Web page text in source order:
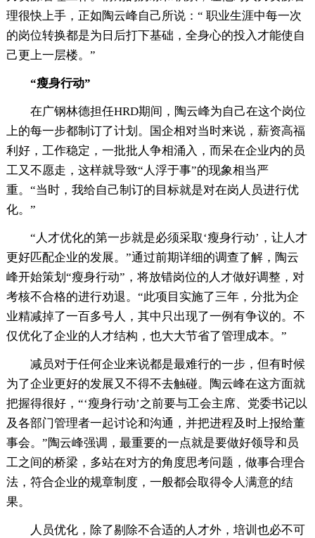
理很快上手，正如陶云峰自己所说：“ 职业生涯中每一次
的岗位转换都是为日后打下基础，全身心的投入才能使自
己更上一层楼。”
“瘦身行动”
在广钢林德担任HRD期间，陶云峰为自己在这个岗位
上的每一步都制订了计划。国企相对当时来说，薪资高福
利好，工作稳定，一批批人争相涌入，而呆在企业内的员
工又不愿走，这样就导致“人浮于事”的现象相当严
重。“当时，我给自己制订的目标就是对在岗人员进行优
化。”
“人才优化的第一步就是必须采取‘瘦身行动’，让人才
更好匹配企业的发展。”通过前期详细的调查了解，陶云
峰开始策划“瘦身行动”，将放错岗位的人才做好调整，对
考核不合格的进行劝退。“此项目实施了三年，分批为企
业精减掉了一百多号人，其中只出现了一例有争议的。不
仅优化了企业的人才结构，也大大节省了管理成本。”
减员对于任何企业来说都是最难行的一步，但有时候
为了企业更好的发展又不得不去触碰。陶云峰在这方面就
把握得很好，“‘瘦身行动’之前要与工会主席、党委书记以
及各部门管理者一起讨论和沟通，并把进程及时上报给董
事会。”陶云峰强调，最重要的一点就是要做好领导和员
工之间的桥梁，多站在对方的角度思考问题，做事合理合
法，符合企业的规章制度，一般都会取得令人满意的结
果。
人员优化，除了剔除不合适的人才外，培训也必不可